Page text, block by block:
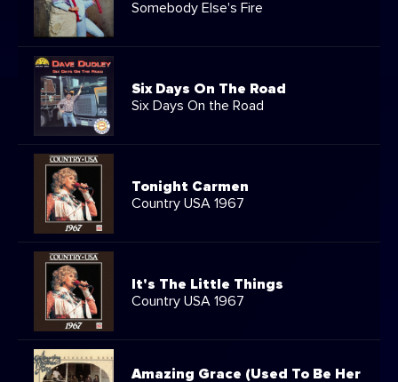
Somebody Else's Fire
Six Days On The Road
Six Days On the Road
Tonight Carmen
Country USA 1967
It's The Little Things
Country USA 1967
Amazing Grace (Used To Be Her